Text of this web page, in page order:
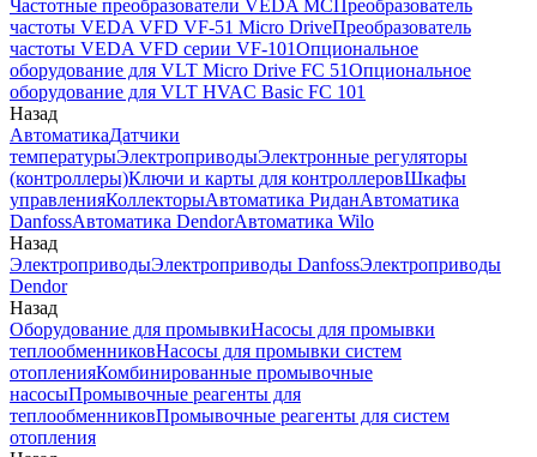
Частотные преобразователи VEDA MC Преобразователь
частоты VEDA VFD VF-51 Micro DriveПреобразователь
частоты VEDA VFD серии VF-101Опциональное
оборудование для VLT Micro Drive FC 51Опциональное
оборудование для VLT HVAC Basic FC 101
Назад
АвтоматикаДатчики
температурыЭлектроприводыЭлектронные регуляторы
(контроллеры)Ключи и карты для контроллеровШкафы
управленияКоллекторыАвтоматика РиданАвтоматика
DanfossАвтоматика DendorАвтоматика Wilo
Назад
ЭлектроприводыЭлектроприводы DanfossЭлектроприводы
Dendor
Назад
Оборудование для промывкиНасосы для промывки
теплообменниковНасосы для промывки систем
отопленияКомбинированные промывочные
насосыПромывочные реагенты для
теплообменниковПромывочные реагенты для систем
отопления